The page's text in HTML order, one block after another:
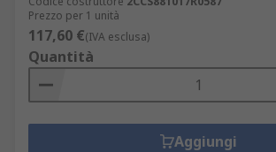
Prezzo per 1 unità
117,60 €(IVA esclusa)
Quantità
Aggiungi